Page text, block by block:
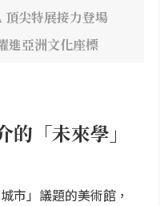
尖特展接力登場
進亞洲文化座標
「未來學」
市」議題的美術館，